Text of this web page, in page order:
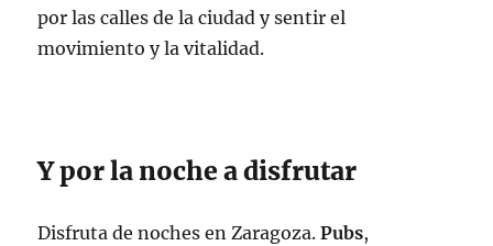
por las calles de la ciudad y sentir el
movimiento y la vitalidad.
Y por la noche a disfrutar
Disfruta de noches en Zaragoza.Pubs,